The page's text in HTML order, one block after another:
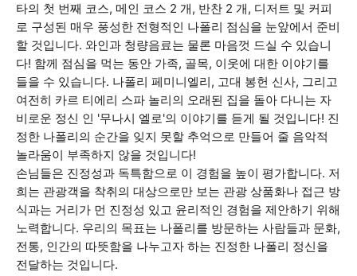
타의 첫 번째 코스, 메인 코스 2 개, 반찬 2 개, 디저트 및 커피
로 구성된 매우 풍성한 전형적인 나폴리 점심을 눈앞에서 준비
할 것입니다. 와인과 청량음료는 물론 마음껏 드실 수 있습니
다! 함께 점심을 먹는 동안 가족, 골목, 이웃에 대한 이야기를
들을 수 있습니다. 나폴리 페미니엘리, 고대 봉헌 신사, 그리고
여전히 카르 티에리 스파 놀리의 오래된 집을 돌아 다니는 자
비로운 정신 인 '무나시 엘로'의 이야기를 듣게 될 것입니다! 진
정한 나폴리의 순간을 잊지 못할 추억으로 만들어 줄 음악적
놀라움이 부족하지 않을 것입니다!
손님들은 진정성과 독특함으로 이 경험을 높이 평가합니다. 저
희는 관광객을 착취의 대상으로만 보는 관광 상품화나 접근 방
식과는 거리가 먼 진정성 있고 윤리적인 경험을 제안하기 위해
노력합니다. 우리의 목표는 나폴리를 방문하는 사람들과 문화,
전통, 인간의 따뜻함을 나누고자 하는 진정한 나폴리 정신을
전달하는 것입니다.